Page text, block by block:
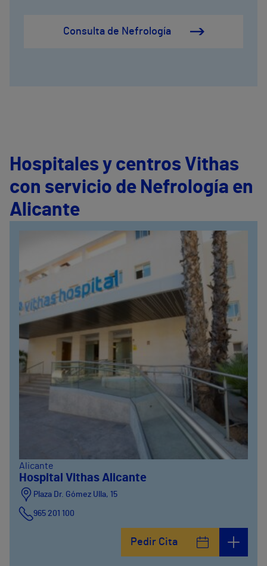
Consulta de Nefrología
Hospitales y centros Vithas
con servicio de Nefrología en
Alicante
Alicante
Hospital Vithas Alicante
Plaza Dr. Gómez Ulla, 15
965 201 100
Pedir Cita